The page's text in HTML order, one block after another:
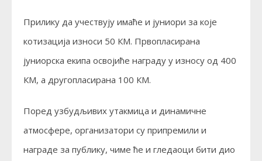
Прилику да учествују имаће и јуниори за које
котизација износи 50 КМ. Првопласирана
јуниорска екипа освојиће награду у износу од 400
КМ, а другопласирана 100 КМ.
Поред узбудљивих утакмица и динамичне
атмосфере, организатори су припремили и
награде за публику, чиме ће и гледаоци бити дио